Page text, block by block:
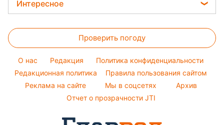
Настя Каменских
Виталий Козловский
Потап
Цены на продукты
Красивый маникюр
Модные ошибки
Советы от Андре Тана
Новости Полтавы
Новости Львова
Новости Сум
Новости Днепра
Новости Черкассы
Новости Тернополя
Интересное
Тесты по картинке
Оптические иллюзии
Народные приметы
Все о шоу-бизнесе
Проверить погоду
O нас Редакция
Политика конфиденциальности
Редакционная политика
Правила пользования сайтом
Реклама на сайте
Мы в соцсетях
Архив
Отчет о прозрачности JTI